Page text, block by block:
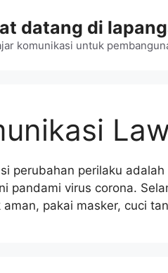
datang di
komunikasi untuk
perubahan perilaku
pandami virus corona.
aman, pakai masker, cuci